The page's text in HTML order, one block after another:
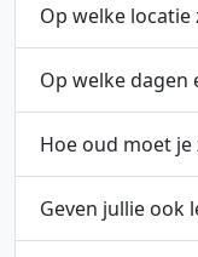
Op welke
Op welke dagen
Hoe oud moet
Geven jullie ook